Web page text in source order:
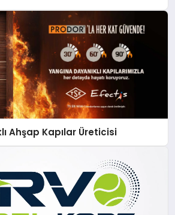
Ahşap Kapılar Üreticisi